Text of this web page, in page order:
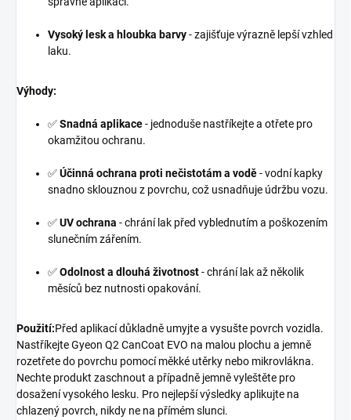
Vysoký lesk a hloubka barvy- zajišťuje výrazně lepší vzhled
laku.
Výhody:
✅Snadná aplikace- jednoduše nastříkejte a otřete pro
okamžitou ochranu.
✅Účinná ochrana proti nečistotám a vodě- vodní kapky
snadno sklouznou z povrchu, což usnadňuje údržbu vozu.
✅UV ochrana - chrání lak před vyblednutím a poškozením
slunečním zářením.
✅Odolnost a dlouhá životnost- chrání lak až několik
měsíců bez nutnosti opakování.
Použití:Před aplikací důkladně umyjte a vysušte povrch vozidla.
Nastříkejte Gyeon Q2 CanCoat EVO na malou plochu a jemně
rozetřete do povrchu pomocí měkké utěrky nebo mikrovlákna.
Nechte produkt zaschnout a případně jemně vyleštěte pro
dosažení vysokého lesku. Pro nejlepší výsledky aplikujte na
chlazený povrch, nikdy ne na přímém slunci.